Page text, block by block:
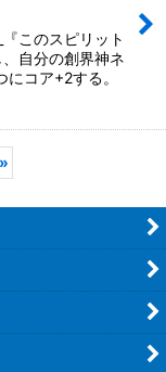
このスピリット
自分の創界神ネ
コア+2する。
»